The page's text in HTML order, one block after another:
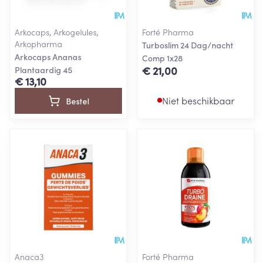
Arkocaps, Arkogelules,
Arkopharma
Arkocaps Ananas
Plantaardig 45
€ 13,10
Bestel
Forté Pharma
Turboslim 24 Dag/nacht
Comp 1x28
€ 21,00
Niet beschikbaar
Anaca3
Forté Pharma